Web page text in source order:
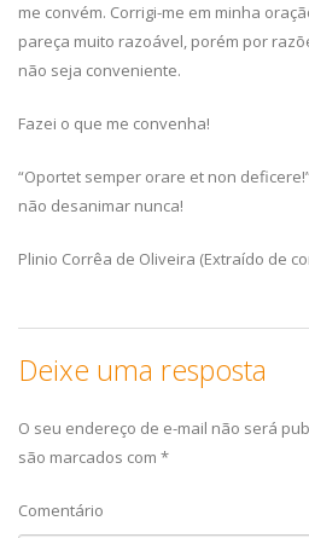
me convém. Corrigi-me em minha
pareça muito razoável, porém por
não seja conveniente.
Fazei o que me convenha!
“Oportet semper orare et non
não desanimar nunca!
Plinio Corrêa de Oliveira (Extraído de
Deixe uma resposta
O seu endereço de e-mail não será
são marcados com *
Comentário